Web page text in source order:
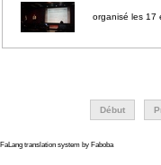
organisé les 17
Début
FaLang translation system by Faboba